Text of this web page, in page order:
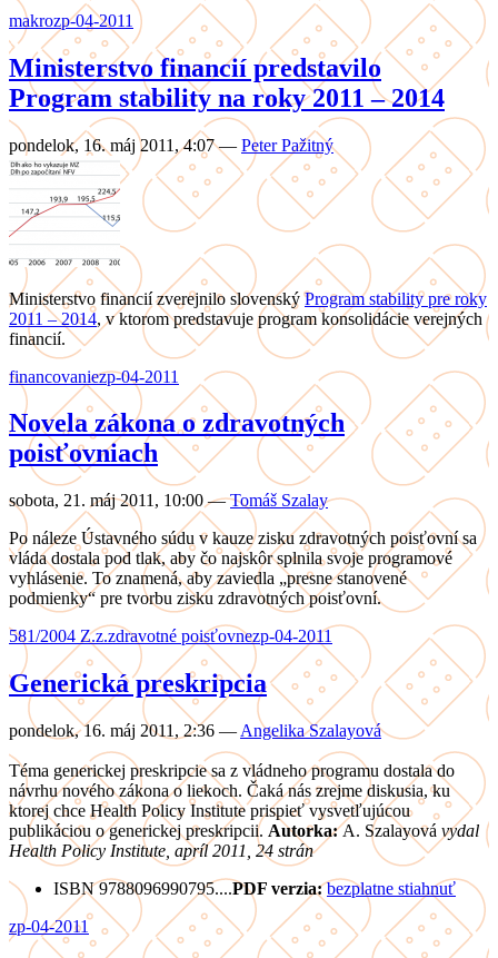
makrozp-04-2011
Ministerstvo financií predstavilo
Program stability na roky 2011 – 2014
pondelok, 16. máj 2011, 4:07 — Peter Pažitný
Ministerstvo financií zverejnilo slovenskýProgram stability pre roky
2011 – 2014, v ktorom predstavuje program konsolidácie verejných
financií.
financovaniezp-04-2011
Novela zákona o zdravotných
poisťovniach
sobota, 21. máj 2011, 10:00 — Tomáš Szalay
Po náleze Ústavného súdu v kauze zisku zdravotných poisťovní sa
vláda dostala pod tlak, aby čo najskôr splnila svoje programové
vyhlásenie. To znamená, aby zaviedla „presne stanovené
podmienky“ pre tvorbu zisku zdravotných poisťovní.
581/2004 Z.z.zdravotné poisťovnezp-04-2011
Generická preskripcia
pondelok, 16. máj 2011, 2:36 — Angelika Szalayová
Téma generickej preskripcie sa z vládneho programu dostala do
návrhu nového zákona o liekoch. Čaká nás zrejme diskusia, ku
ktorej chce Health Policy Institute prispieť vysvetľujúcou
publikáciou o generickej preskripcii. Autorka:A. Szalayová vydal
Health Policy Institute, apríl 2011, 24 strán
ISBN 9788096990795....PDF verzia:bezplatne stiahnuť
zp-04-2011